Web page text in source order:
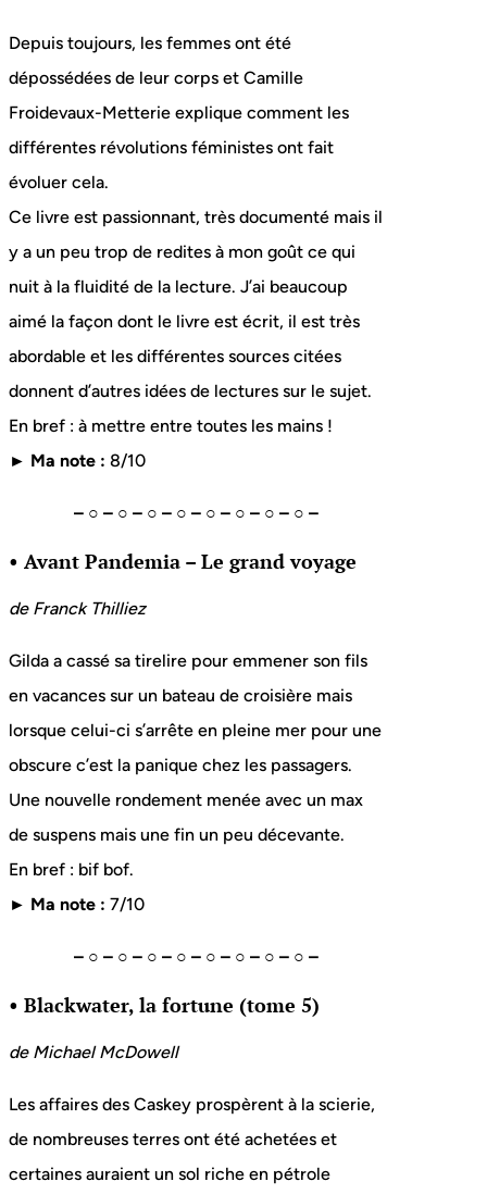
Depuis toujours, les femmes ont été
dépossédées de leur corps et Camille
Froidevaux-Metterie explique comment les
différentes révolutions féministes ont fait
évoluer cela.
Ce livre est passionnant, très documenté mais il
y a un peu trop de redites à mon goût ce qui
nuit à la fluidité de la lecture. J’ai beaucoup
aimé la façon dont le livre est écrit, il est très
abordable et les différentes sources citées
donnent d’autres idées de lectures sur le sujet.
En bref : à mettre entre toutes les mains !
► Ma note : 8/10
– ○ – ○ – ○ – ○ – ○ – ○ – ○ – ○ –
• Avant Pandemia – Le grand voyage
de Franck Thilliez
Gilda a cassé sa tirelire pour emmener son fils
en vacances sur un bateau de croisière mais
lorsque celui-ci s’arrête en pleine mer pour une
obscure c’est la panique chez les passagers.
Une nouvelle rondement menée avec un max
de suspens mais une fin un peu décevante.
En bref : bif bof.
► Ma note : 7/10
– ○ – ○ – ○ – ○ – ○ – ○ – ○ – ○ –
• Blackwater, la fortune (tome 5)
de Michael McDowell
Les affaires des Caskey prospèrent à la scierie,
de nombreuses terres ont été achetées et
certaines auraient un sol riche en pétrole